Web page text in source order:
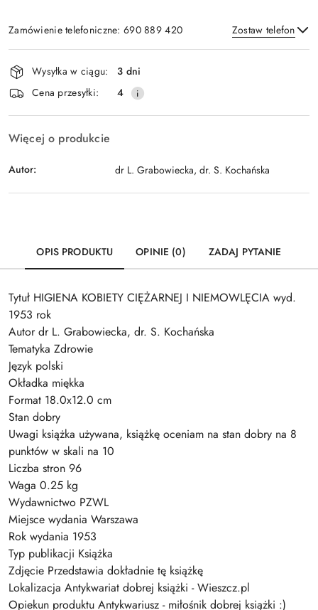
Zamówienie telefoniczne: 690 889 420 Zostaw telefon
Wyślij
Dostępność
i
dostawa
Wysyłka w ciągu:
3 dni
Cena przesyłki:
4
Więcej o produkcie
Autor: dr L. Grabowiecka, dr. S. Kochańska
OPIS PRODUKTU OPINIE (0) ZADAJ PYTANIE
Tytuł HIGIENA KOBIETY CIĘŻARNEJ I NIEMOWLĘCIA wyd.
1953 rok
Autor dr L. Grabowiecka, dr. S. Kochańska
Tematyka Zdrowie
Język polski
Okładka miękka
Format 18.0x12.0 cm
Stan dobry
Uwagi książka używana, książkę oceniam na stan dobry na 8
punktów w skali na 10
Liczba stron 96
Waga 0.25 kg
Wydawnictwo PZWL
Miejsce wydania Warszawa
Rok wydania 1953
Typ publikacji Książka
Zdjęcie Przedstawia dokładnie tę książkę
Lokalizacja Antykwariat dobrej książki - Wieszcz.pl
Opiekun produktu Antykwariusz - miłośnik dobrej książki :)